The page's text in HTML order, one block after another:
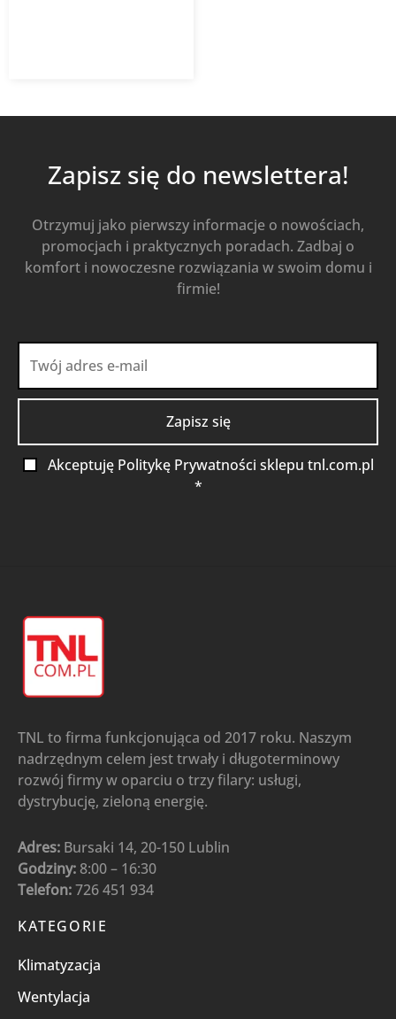
Zapisz się do newslettera!
Otrzymuj jako pierwszy informacje o nowościach,
promocjach i praktycznych poradach. Zadbaj o
komfort i nowoczesne rozwiązania w swoim domu i
firmie!
Akceptuję Politykę Prywatności sklepu tnl.com.pl
*
TNL to firma funkcjonująca od 2017 roku. Naszym
nadrzędnym celem jest trwały i długoterminowy
rozwój firmy w oparciu o trzy filary: usługi,
dystrybucję, zieloną energię.
Adres: Bursaki 14, 20-150 Lublin
Godziny: 8:00 – 16:30
Telefon:726 451 934
KATEGORIE
Klimatyzacja
Wentylacja